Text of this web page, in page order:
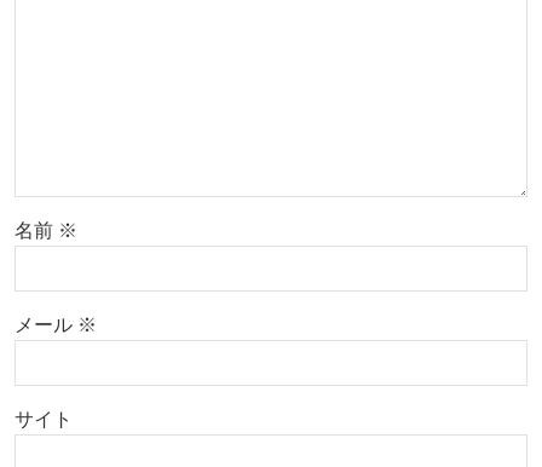
名前 ※
メール ※
サイト